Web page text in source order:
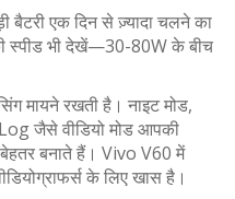
बैटरी एक दिन से ज़्यादा चलने का
स्पीड भी देखें—30-80W के बीच
मायने रखती है। नाइट मोड,
जैसे वीडियो मोड आपकी
बेहतर बनाते हैं। Vivo V60 में
के लिए खास है।